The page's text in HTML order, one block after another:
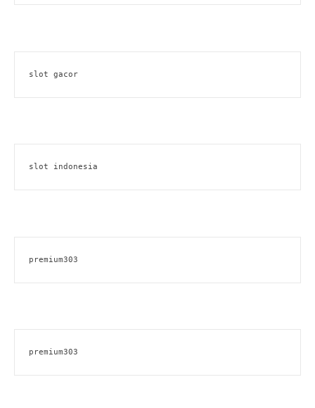
slot gacor
slot indonesia
premium303
premium303